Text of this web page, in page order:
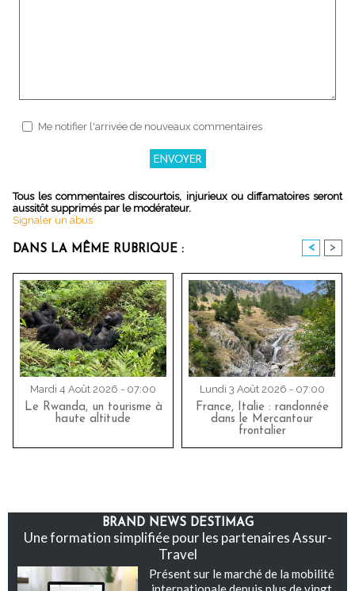
Me notifier l'arrivée de nouveaux commentaires
Tous les commentaires discourtois, injurieux ou diffamatoires seront
aussitôt supprimés par le modérateur.
Signaler un abus
DANS LA MÊME RUBRIQUE : < >
Mardi 4 Août 2026 - 07:00
Le Rwanda, un tourisme à
haute altitude
Lundi 3 Août 2026 - 07:00
France, Italie : randonnée
dans le Mercantour
frontalier
BRAND NEWS DESTIMAG
Une formation simplifiée pour les partenaires Assur-
Travel
Présent sur le marché de la mobilité